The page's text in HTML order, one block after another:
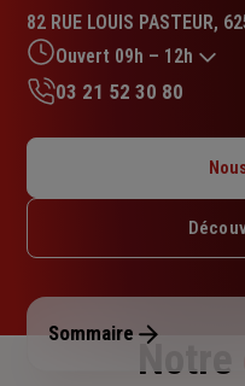
4.8
sur
5
étoiles
82 RUE LOUIS PASTEUR,
Ouvert 09h – 12h
Mardi : 09h – 12h / 14h –
Jeudi : 09h – 12h / 14h –
Dimanche : Fermé
03 21 52 30 80
Sommaire
Notre